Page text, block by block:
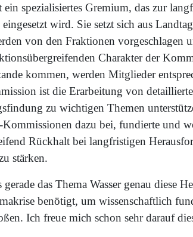
spezialisiertes Gremium, das zur
wird. Sie setzt sich aus
von den Fraktionen vorgeschlagen
Charakter der
kommen, werden Mitglieder
ist die Erarbeitung von
zu wichtigen Themen
dazu bei, fundierte und
Rückhalt bei langfristigen
stärken.
das Thema Wasser genau diese
benötigt, um wissenschaftlich
Ich freue mich schon sehr darauf